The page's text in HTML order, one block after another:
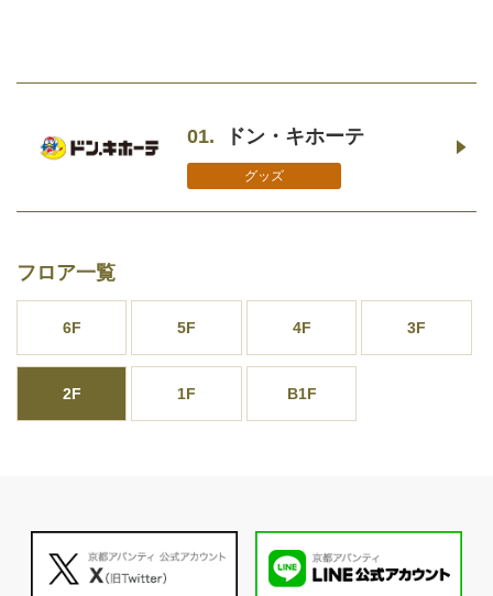
01. ドン・キホーテ
グッズ
フロア一覧
6F 5F 4F 3F
2F 1F B1F